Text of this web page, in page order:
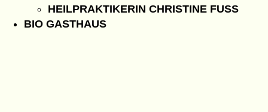
HEILPRAKTIKERIN CHRISTINE FUSS
BIO GASTHAUS